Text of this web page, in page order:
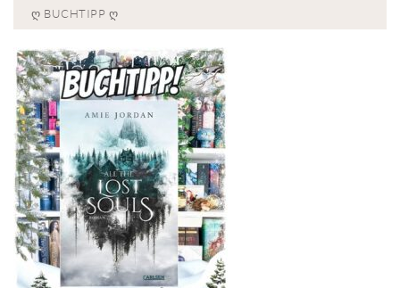
Ღ BUCHTIPP Ღ